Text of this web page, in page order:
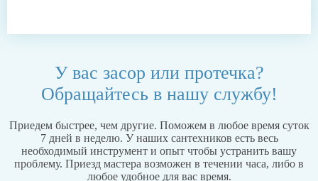
У вас засор или протечка?
Обращайтесь в нашу службу!
Приедем быстрее, чем другие. Поможем в любое время суток
7 дней в неделю. У наших сантехников есть весь
необходимый инструмент и опыт чтобы устранить вашу
проблему. Приезд мастера возможен в течении часа, либо в
любое удобное для вас время.